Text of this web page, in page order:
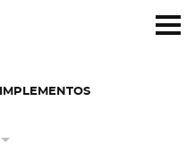
aquí